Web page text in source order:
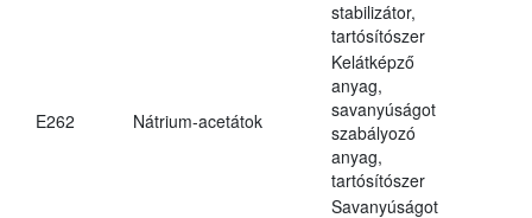
stabilizátor,
tartósítószer
E262 Nátrium-acetátok
Kelátképző
anyag,
savanyúságot
szabályozó
anyag,
tartósítószer
Savanyúságot